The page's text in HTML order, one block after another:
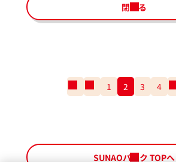
閉じる
一
番
前
の
1 2 3 4
SUNAOパーク TOPへ